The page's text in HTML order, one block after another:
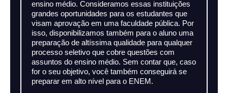
ensino médio. Consideramos essas instituições
grandes oportunidades para os estudantes que
visam aprovação em uma faculdade pública. Por
isso, disponibilizamos também para o aluno uma
preparação de altíssima qualidade para qualquer
processo seletivo que cobre questões com
assuntos do ensino médio. Sem contar que, caso
for o seu objetivo, você também conseguirá se
preparar em alto nível para o ENEM.